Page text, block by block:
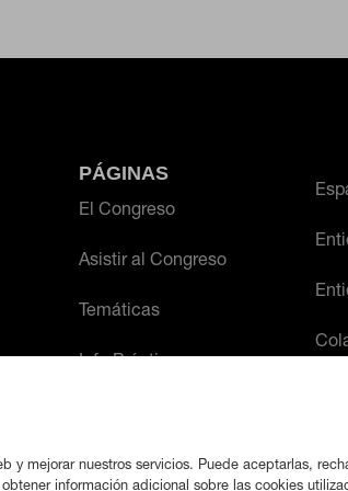
PÁGINAS
El Congreso
Asistir al Congreso
Temáticas
Info Práctica
mejorar nuestros servicios. Puede aceptarlas,
información adicional sobre las cookies